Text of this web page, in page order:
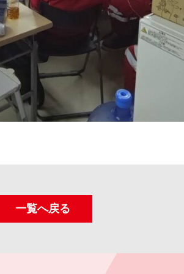
一覧へ戻る